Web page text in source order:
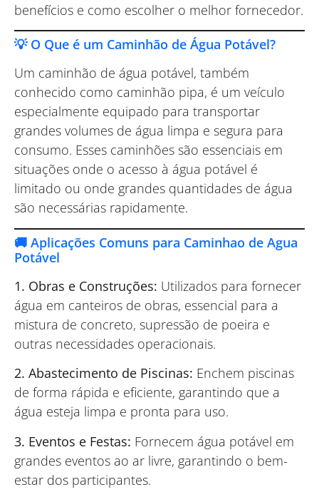
benefícios e como escolher o melhor fornecedor.
💡 O Que é um Caminhão de Água Potável?
Um caminhão de água potável, também
conhecido como caminhão pipa, é um veículo
especialmente equipado para transportar
grandes volumes de água limpa e segura para
consumo. Esses caminhões são essenciais em
situações onde o acesso à água potável é
limitado ou onde grandes quantidades de água
são necessárias rapidamente.
🚚 Aplicações Comuns para Caminhao de Agua
Potável
1. Obras e Construções: Utilizados para fornecer
água em canteiros de obras, essencial para a
mistura de concreto, supressão de poeira e
outras necessidades operacionais.
2. Abastecimento de Piscinas: Enchem piscinas
de forma rápida e eficiente, garantindo que a
água esteja limpa e pronta para uso.
3. Eventos e Festas: Fornecem água potável em
grandes eventos ao ar livre, garantindo o bem-
estar dos participantes.